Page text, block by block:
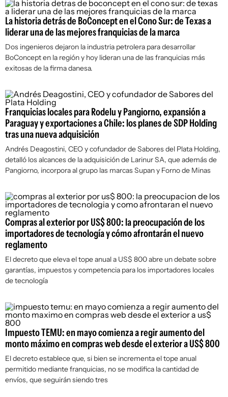
La historia detrás de BoConcept en el Cono Sur: de Texas a
liderar una de las mejores franquicias de la marca
Dos ingenieros dejaron la industria petrolera para desarrollar
BoConcept en la región y hoy lideran una de las franquicias más
exitosas de la firma danesa.
Franquicias locales para Rodelu y Pangiorno, expansión a
Paraguay y exportaciones a Chile: los planes de SDP Holding
tras una nueva adquisición
Andrés Deagostini, CEO y cofundador de Sabores del Plata Holding,
detalló los alcances de la adquisición de Larinur SA, que además de
Pangiorno, incorpora al grupo las marcas Supan y Forno de Minas
Compras al exterior por US$ 800: la preocupación de los
importadores de tecnología y cómo afrontarán el nuevo
reglamento
El decreto que eleva el tope anual a US$ 800 abre un debate sobre
garantías, impuestos y competencia para los importadores locales
de tecnología
Impuesto TEMU: en mayo comienza a regir aumento del
monto máximo en compras web desde el exterior a US$ 800
El decreto establece que, si bien se incrementa el tope anual
permitido mediante franquicias, no se modifica la cantidad de
envíos, que seguirán siendo tres